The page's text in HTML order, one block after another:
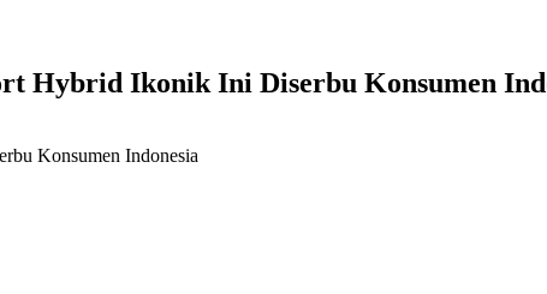
Hybrid Ikonik Ini Diserbu Konsumen